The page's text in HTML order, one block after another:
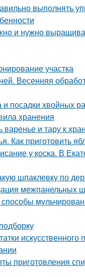
выполнять
и нужно
участка
Весенняя
посадки хвойных
хранения
варенье и тару к
Как приготовить
у коска. В
шпаклевку по
межпанельных
искусственного
приготовления